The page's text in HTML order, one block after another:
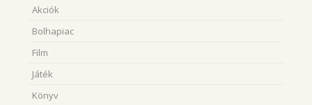
Akciók
Bolhapiac
Film
Játék
Könyv